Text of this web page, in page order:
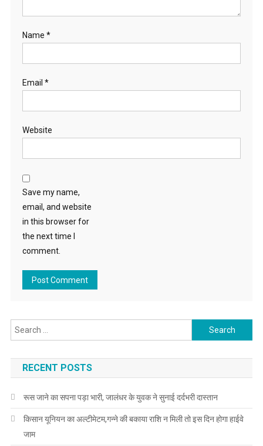
Name *
Email *
Website
Save my name,
email, and website
in this browser for
the next time I
comment.
Search for:
RECENT POSTS
रूस जाने का सपना पड़ा भारी, जालंधर के युवक ने सुनाई दर्दभरी दास्तान
किसान यूनियन का अल्टीमेटम,गन्ने की बकाया राशि न मिली तो इस दिन होगा हाईवे
जाम